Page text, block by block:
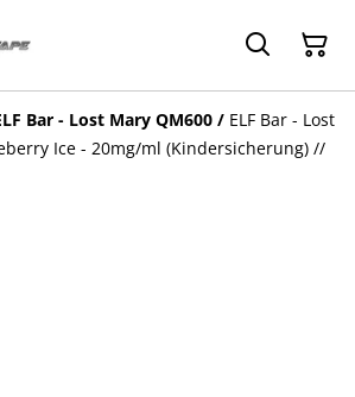
Bar - Lost Mary QM600 / ELF Bar - Lost
Ice - 20mg/ml (Kindersicherung) //